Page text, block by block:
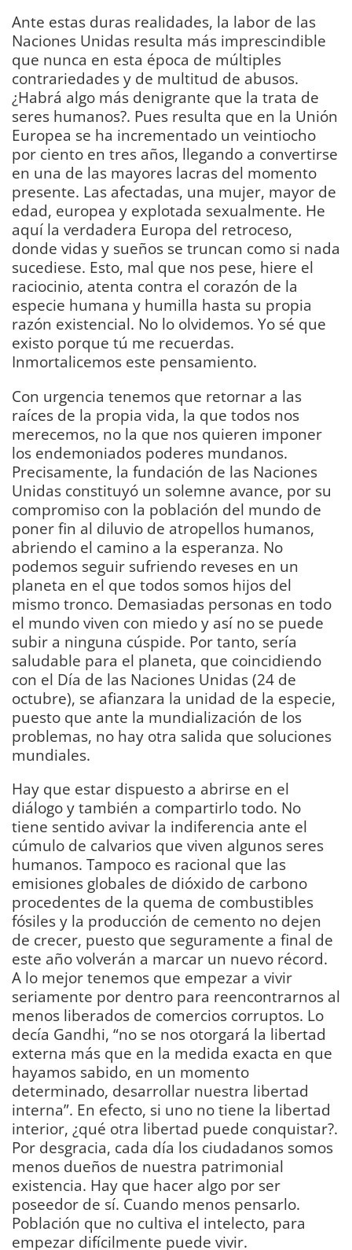
Ante estas duras realidades, la labor de las
Naciones Unidas resulta más imprescindible
que nunca en esta época de múltiples
contrariedades y de multitud de abusos.
¿Habrá algo más denigrante que la trata de
seres humanos?. Pues resulta que en la Unión
Europea se ha incrementado un veintiocho
por ciento en tres años, llegando a convertirse
en una de las mayores lacras del momento
presente. Las afectadas, una mujer, mayor de
edad, europea y explotada sexualmente. He
aquí la verdadera Europa del retroceso,
donde vidas y sueños se truncan como si nada
sucediese. Esto, mal que nos pese, hiere el
raciocinio, atenta contra el corazón de la
especie humana y humilla hasta su propia
razón existencial. No lo olvidemos. Yo sé que
existo porque tú me recuerdas.
Inmortalicemos este pensamiento.
Con urgencia tenemos que retornar a las
raíces de la propia vida, la que todos nos
merecemos, no la que nos quieren imponer
los endemoniados poderes mundanos.
Precisamente, la fundación de las Naciones
Unidas constituyó un solemne avance, por su
compromiso con la población del mundo de
poner fin al diluvio de atropellos humanos,
abriendo el camino a la esperanza. No
podemos seguir sufriendo reveses en un
planeta en el que todos somos hijos del
mismo tronco. Demasiadas personas en todo
el mundo viven con miedo y así no se puede
subir a ninguna cúspide. Por tanto, sería
saludable para el planeta, que coincidiendo
con el Día de las Naciones Unidas (24 de
octubre), se afianzara la unidad de la especie,
puesto que ante la mundialización de los
problemas, no hay otra salida que soluciones
mundiales.
Hay que estar dispuesto a abrirse en el
diálogo y también a compartirlo todo. No
tiene sentido avivar la indiferencia ante el
cúmulo de calvarios que viven algunos seres
humanos. Tampoco es racional que las
emisiones globales de dióxido de carbono
procedentes de la quema de combustibles
fósiles y la producción de cemento no dejen
de crecer, puesto que seguramente a final de
este año volverán a marcar un nuevo récord.
A lo mejor tenemos que empezar a vivir
seriamente por dentro para reencontrarnos al
menos liberados de comercios corruptos. Lo
decía Gandhi, “no se nos otorgará la libertad
externa más que en la medida exacta en que
hayamos sabido, en un momento
determinado, desarrollar nuestra libertad
interna”. En efecto, si uno no tiene la libertad
interior, ¿qué otra libertad puede conquistar?.
Por desgracia, cada día los ciudadanos somos
menos dueños de nuestra patrimonial
existencia. Hay que hacer algo por ser
poseedor de sí. Cuando menos pensarlo.
Población que no cultiva el intelecto, para
empezar difícilmente puede vivir.